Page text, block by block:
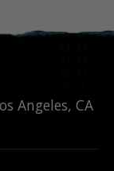
Angeles, CA